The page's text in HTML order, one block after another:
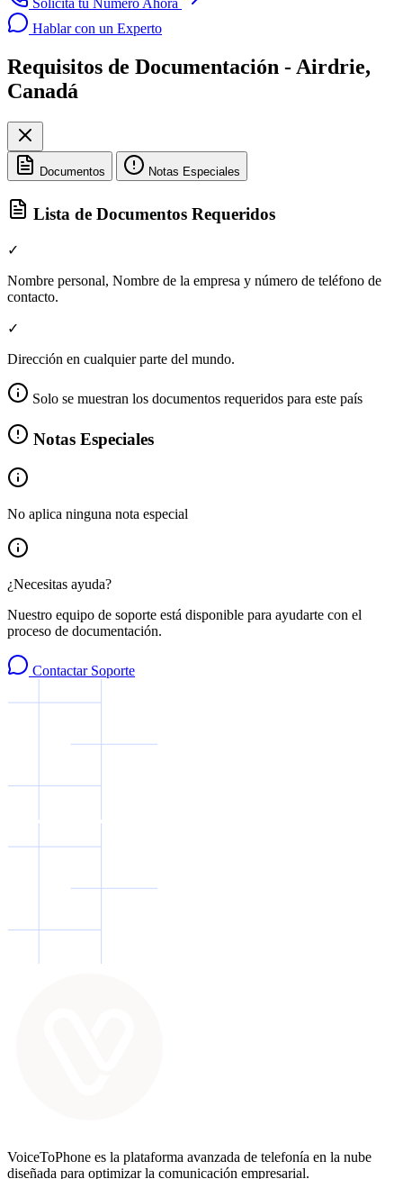
Solicita tu Número Ahora
Hablar con un Experto
Requisitos de Documentación - Airdrie,
Canadá
Documentos Notas Especiales
Lista de Documentos Requeridos
✓
Nombre personal, Nombre de la empresa y número de teléfono de
contacto.
✓
Dirección en cualquier parte del mundo.
Solo se muestran los documentos requeridos para este país
Notas Especiales
No aplica ninguna nota especial
¿Necesitas ayuda?
Nuestro equipo de soporte está disponible para ayudarte con el
proceso de documentación.
Contactar Soporte
VoiceToPhone es la plataforma avanzada de telefonía en la nube
diseñada para optimizar la comunicación empresarial.